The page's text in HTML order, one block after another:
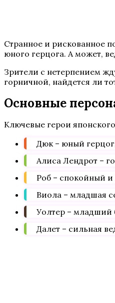
Странное и рискованное
юного герцога. А может,
Зрители с нетерпением
горничной, найдется ли
Основные
Ключевые герои
Дюк – юный
Алиса Лендрот –
Роб – спокойный
Виола – младшая
Уолтер – младший
Далет – сильная